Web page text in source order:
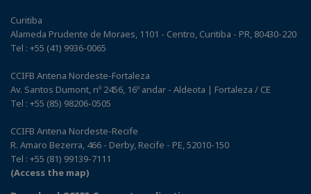
Curitiba
Alameda Prudente de Moraes, 1101 - Centro, Curitiba - PR, 80430-220
Tel : +55 (41) 9936-0065
CCIFB Antena Nordeste-Fortaleza
Av. Santos Dumont, nº 2456, 16º andar - Aldeota | Fortaleza / CE
Tel : +55 (85) 98206-0505
CCIFB Antena Nordeste-Recife
R. Amaro Bezerra, 466 - Derby, Recife - PE, 52010-150
Tel : +55 (81) 99139-7111
(Access the map)